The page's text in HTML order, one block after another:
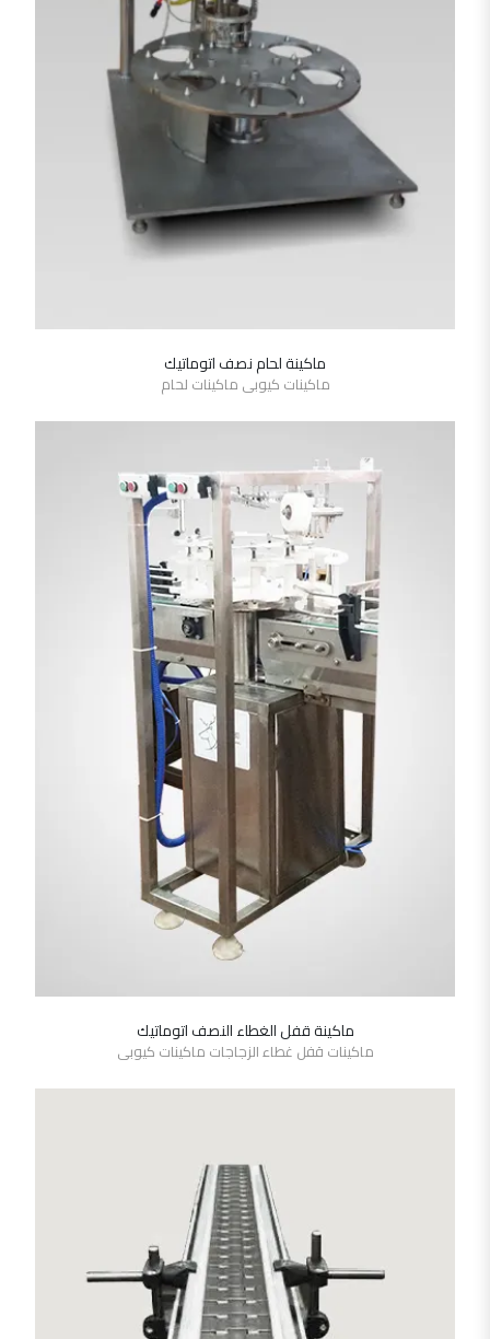
SHOW DETAILS
ماكينة لحام نصف اتوماتيك
ماكينات كيوبى ماكينات لحام
SHOW DETAILS
ماكينة قفل الغطاء النصف اتوماتيك
ماكينات قفل غطاء الزجاجات ماكينات كيوبى